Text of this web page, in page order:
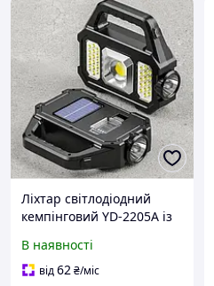
Ліхтар світлодіодний
кемпінговий YD-2205A із
Power Bank
В наявності
від62₴/міс